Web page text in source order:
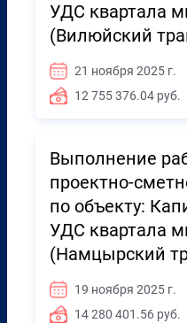
УДС квартала
(Вилюйский
21 ноября 2025 г.
12 755 376.04 руб.
Выполнение
проектно-
по объекту:
УДС квартала
(Намцырский
19 ноября 2025 г.
14 280 401.56 руб.